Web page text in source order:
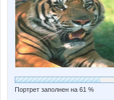
Портрет заполнен на 61 %